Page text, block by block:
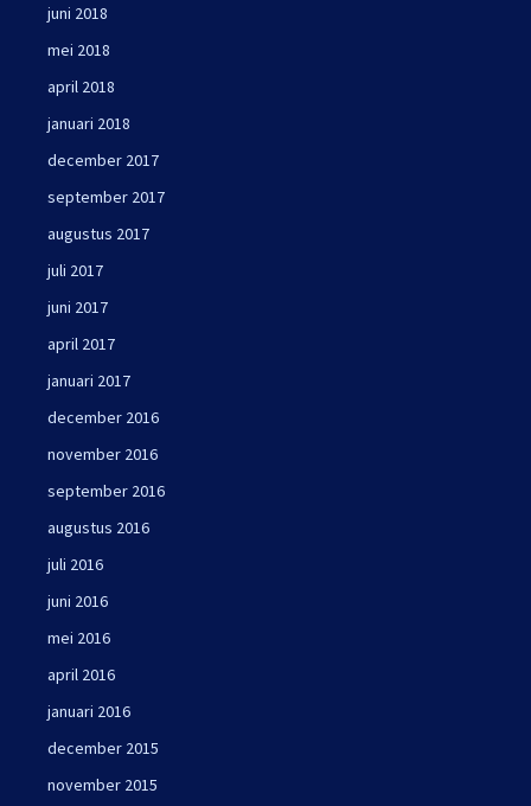
juni 2018
mei 2018
april 2018
januari 2018
december 2017
september 2017
augustus 2017
juli 2017
juni 2017
april 2017
januari 2017
december 2016
november 2016
september 2016
augustus 2016
juli 2016
juni 2016
mei 2016
april 2016
januari 2016
december 2015
november 2015